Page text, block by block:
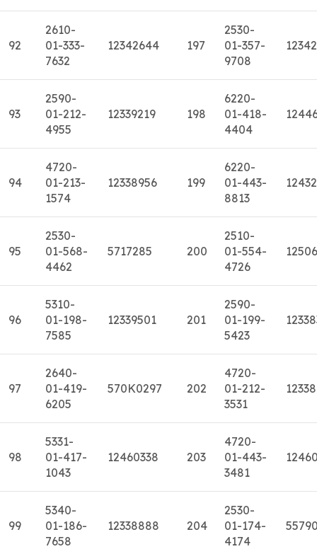
92
2610-
01-333-
7632
12342644 197
2530-
01-357-
9708
93
2590-
01-212-
4955
12339219 198
6220-
01-418-
4404
94
4720-
01-213-
1574
12338956 199
6220-
01-443-
8813
95
2530-
01-568-
4462
5717285 200
2510-
01-554-
4726
96
5310-
01-198-
7585
12339501 201
2590-
01-199-
5423
97
2640-
01-419-
6205
570K0297 202
4720-
01-212-
3531
98
5331-
01-417-
1043
12460338 203
4720-
01-443-
3481
99
5340-
01-186-
7658
12338888 204
2530-
01-174-
4174